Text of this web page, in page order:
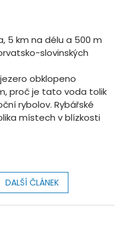
5 km na délu a 500 m
slovinských
obklopeno
proč je tato voda tolik
rybolov. Rybářské
místech v blízkosti
DALŠÍ ČLÁNEK